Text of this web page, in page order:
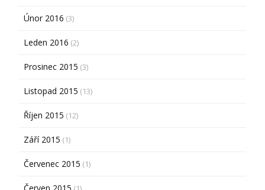
Únor 2016 (3)
Leden 2016 (2)
Prosinec 2015 (3)
Listopad 2015 (13)
Říjen 2015 (12)
Září 2015 (1)
Červenec 2015 (1)